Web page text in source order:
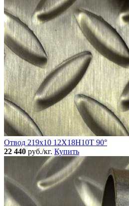
Отвод 219х10 12Х18Н10Т 90°
22 440 руб./кг. Купить